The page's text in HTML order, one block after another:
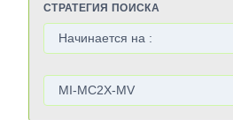
СТРАТЕГИЯ ПОИСКА